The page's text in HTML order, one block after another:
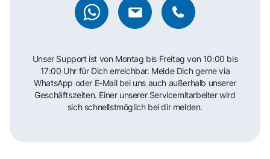
Unser Support ist von Montag bis Freitag von 10:00 bis
17:00 Uhr für Dich erreichbar. Melde Dich gerne via
WhatsApp oder E-Mail bei uns auch außerhalb unserer
Geschäftszeiten. Einer unserer Servicemitarbeiter wird
sich schnellstmöglich bei dir melden.